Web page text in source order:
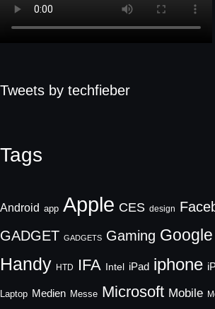
Tweets by techfieber
Tags
Android app Apple CES design
GADGET GADGETS Gaming Google
Handy HTD IFA Intel iPad iphone
Laptop Medien Messe Microsoft Mobile